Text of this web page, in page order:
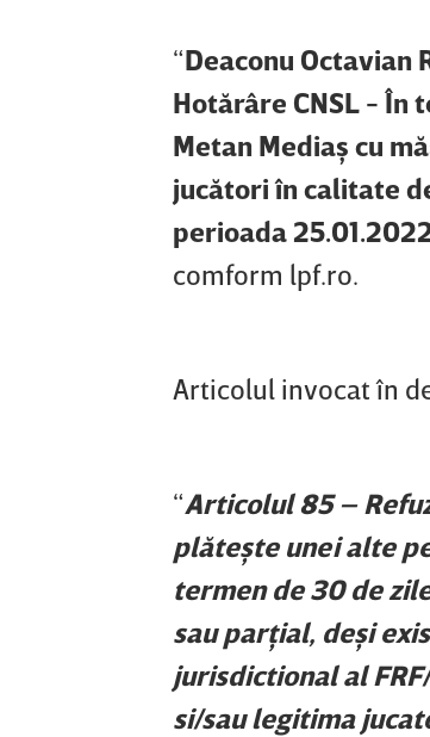
“Deaconu Octavian
Hotărâre CNSL - În
Metan Mediaş cu
jucători în calitate
perioada
comform lpf.ro.
Articolul invocat în
“Articolul 85 –
plăteşte unei alte
termen de 30 de
sau parţial, deşi
jurisdictional al
si/sau legitima